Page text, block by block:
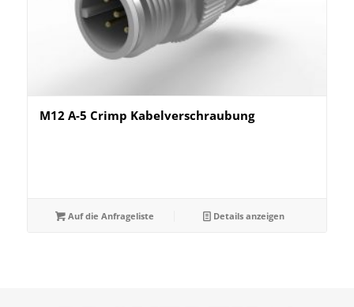
M12 A-5 Crimp Kabelverschraubung
Auf die Anfrageliste Details anzeigen